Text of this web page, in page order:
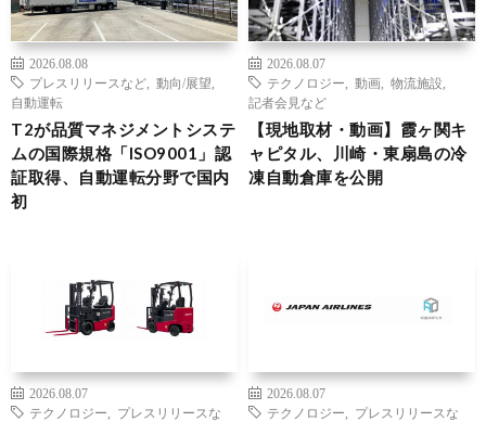
2026.08.08
プレスリリースなど
動向/展望
自動運転
T2が品質マネジメントシステ
ムの国際規格「ISO9001」認
証取得、自動運転分野で国内
初
2026.08.07
テクノロジー
動画 物流施設
記者会見など
【現地取材・動画】霞ヶ関キ
ャピタル、川崎・東扇島の冷
凍自動倉庫を公開
2026.08.07
テクノロジー
プレスリリースな
2026.08.07
テクノロジー
プレスリリースな